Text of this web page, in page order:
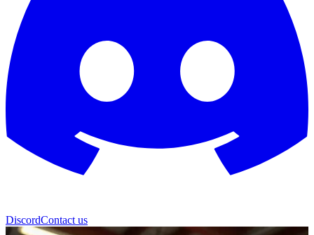
DiscordContact us